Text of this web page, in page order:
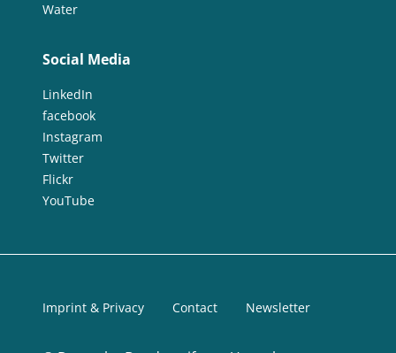
Water
Social Media
LinkedIn
facebook
Instagram
Twitter
Flickr
YouTube
Imprint & Privacy Contact Newsletter